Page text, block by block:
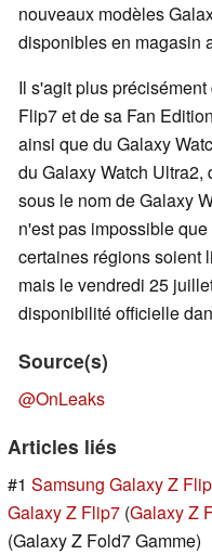
nouveaux modèles
disponibles en magasin
Il s'agit plus
Flip7 et de sa Fan
ainsi que du Galaxy
du Galaxy Watch
sous le nom de Galaxy
n'est pas impossible
certaines régions soient
mais le vendredi 25
disponibilité officielle
Source(s)
@OnLeaks
Articles liés
#1 Samsung Galaxy Z
Galaxy Z Flip7 (Galaxy Z
(Galaxy Z Fold7 Gamme)